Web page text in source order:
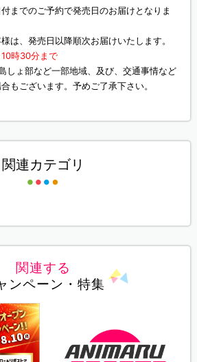
までのご予約で発売日のお届けとなりま
は、発売日以降順次お届けいたします。
時30分まで
しょ部など一部地域、及び、交通事情など
もございます。予めご了承下さい。
関連カテゴリ
関連する
ンペーン・特集